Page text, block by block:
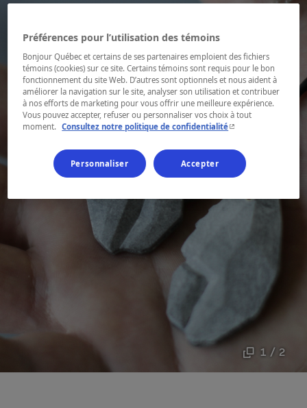
1 / 2
Préférences pour l’utilisation des témoins
Bonjour Québec et certains de ses partenaires emploient des fichiers
témoins (cookies) sur ce site. Certains témoins sont requis pour le bon
fonctionnement du site Web. D’autres sont optionnels et nous aident à
améliorer la navigation sur le site, analyser son utilisation et contribuer
à nos efforts de marketing pour vous offrir une meilleure expérience.
Vous pouvez accepter, refuser ou personnaliser vos choix à tout
moment. Consultez notre politique de confidentialité- Cet hyperlien
Personnaliser Accepter